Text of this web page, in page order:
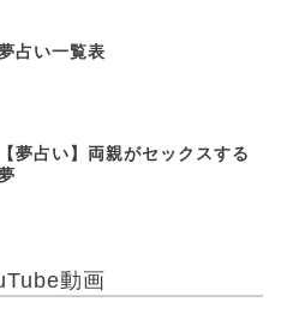
占い一覧表
【夢占い】両親がセックスする
動画